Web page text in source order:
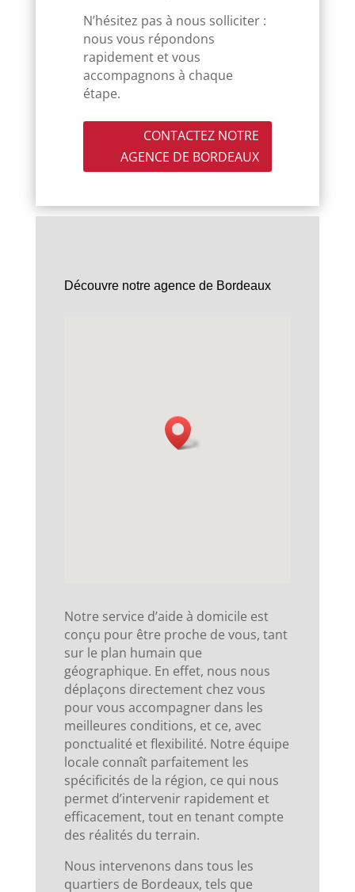
N’hésitez pas à nous solliciter :
nous vous répondons
rapidement et vous
accompagnons à chaque
étape.
CONTACTEZ NOTRE
AGENCE DE BORDEAUX
Découvre notre agence de Bordeaux
Notre service d’aide à domicile est
conçu pour être proche de vous, tant
sur le plan humain que
géographique. En effet, nous nous
déplaçons directement chez vous
pour vous accompagner dans les
meilleures conditions, et ce, avec
ponctualité et flexibilité. Notre équipe
locale connaît parfaitement les
spécificités de la région, ce qui nous
permet d’intervenir rapidement et
efficacement, tout en tenant compte
des réalités du terrain.
Nous intervenons dans tous les
quartiers de Bordeaux, tels que